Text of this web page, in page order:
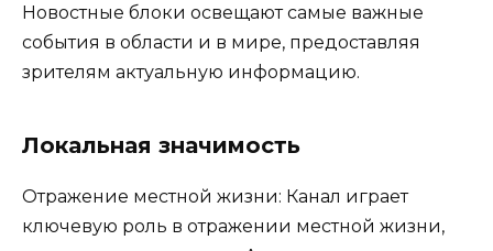
Новостные блоки освещают самые важные
события в области и в мире, предоставляя
зрителям актуальную информацию.
Локальная значимость
Отражение местной жизни: Канал играет
ключевую роль в отражении местной жизни,